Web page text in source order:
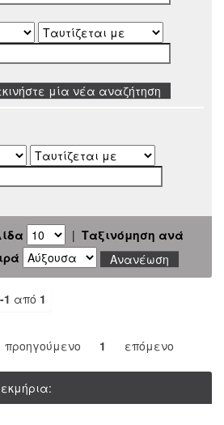
μία νέα αναζήτηση
| Ταξινόμηση ανά
1 από 1
προηγούμενο 1 επόμενο